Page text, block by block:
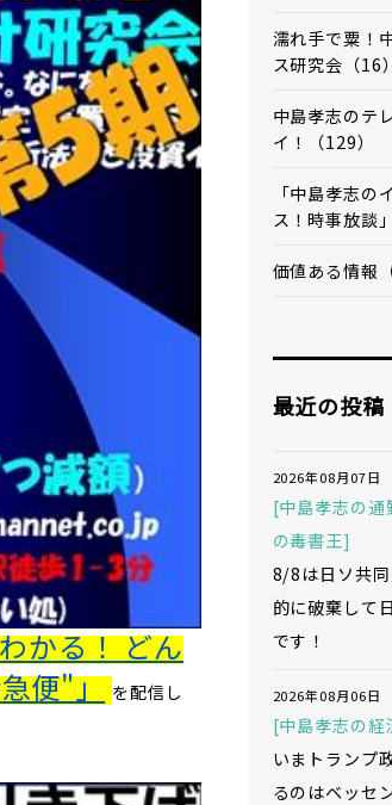
かる！ どん
便"」 を配信し
濡れ手で粟！
ス研究会（16）
中島孝志のテ
イ！（129）
「中島孝志の
ス！時事放談
価値ある情報
最近の投稿
2026年08月07日
[中島孝志の
の毒書王]
8/8は日ソ共
的に破棄して
です！
2026年08月06日
[中島孝志の経
いまトランプ
るのはベッセ